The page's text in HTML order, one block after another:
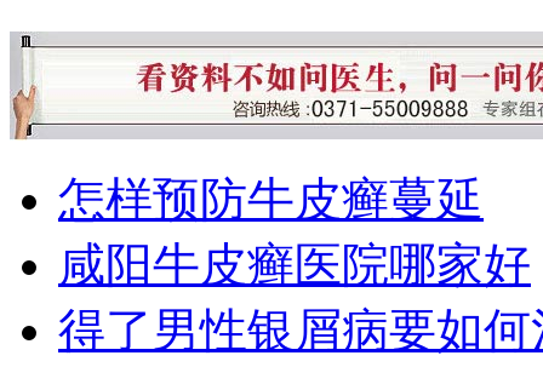
怎样预防牛皮癣蔓延
咸阳牛皮癣医院哪家好
得了男性银屑病要如何